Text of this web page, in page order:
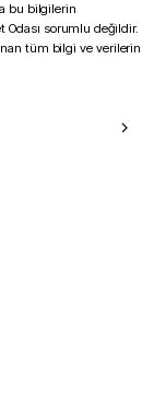
bu bilgilerin
Odası sorumlu değildir.
tüm bilgi ve verilerin